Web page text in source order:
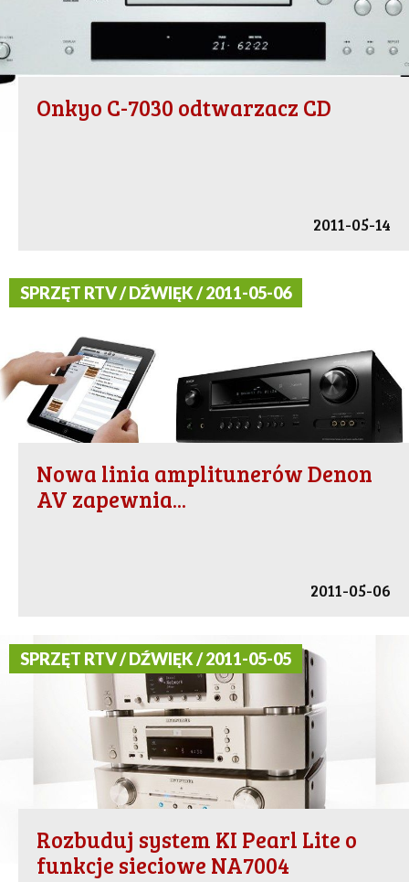
Onkyo C-7030 odtwarzacz CD
2011-05-14
SPRZĘT RTV / DŹWIĘK / 2011-05-06
Nowa linia amplitunerów Denon
AV zapewnia...
2011-05-06
SPRZĘT RTV / DŹWIĘK / 2011-05-05
Rozbuduj system KI Pearl Lite o
funkcje sieciowe NA7004